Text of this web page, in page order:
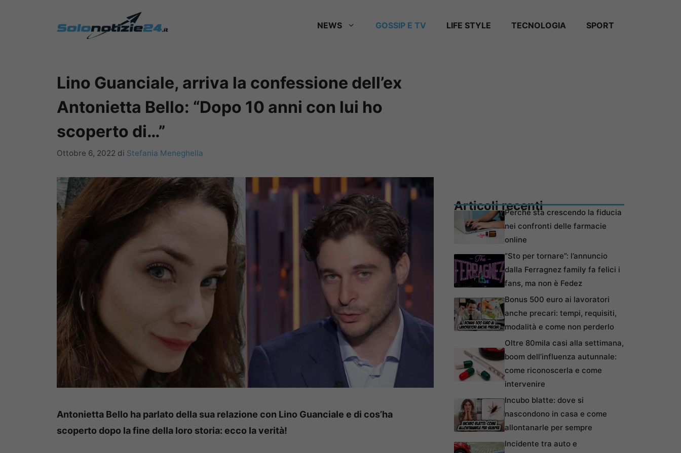
NEWS GOSSIP E TV LIFE STYLE TECNOLOGIA SPORT
Lino Guanciale, arriva la confessione dell’ex
Antonietta Bello: “Dopo 10 anni con lui ho
scoperto di…”
Ottobre 6, 2022 di Stefania Meneghella
Antonietta Bello ha parlato della sua relazione con Lino Guanciale e di cos’ha
scoperto dopo la fine della loro storia: ecco la verità!
Articoli recentiPerché sta crescendo la fiducia
nei confronti delle farmacie
online
“Sto per tornare”: l’annuncio
dalla Ferragnez family fa felici i
fans, ma non è Fedez
Bonus 500 euro ai lavoratori
anche precari: tempi, requisiti,
modalità e come non perderlo
Oltre 80mila casi alla settimana,
boom dell’influenza autunnale:
come riconoscerla e come
intervenire
Incubo blatte: dove si
nascondono in casa e come
allontanarle per sempre
Incidente tra auto e